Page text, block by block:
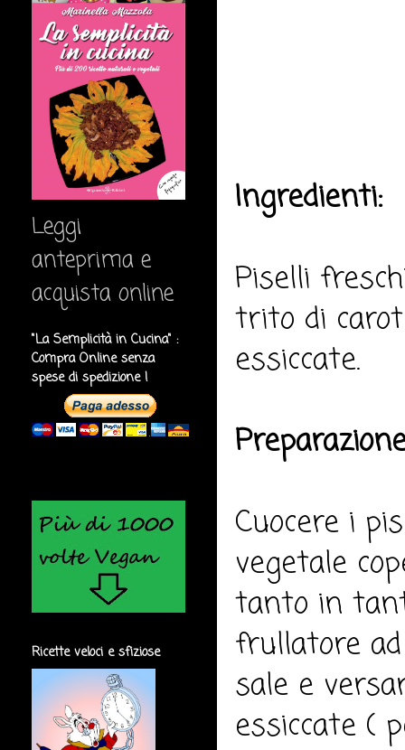
Ingredienti:
Piselli
trito di
essiccate.
Cuocere i
vegetale
tanto in
frullatore
sale e
essiccate (
Leggi
anteprima e
acquista online
"La Semplicità in Cucina" :
Compra Online senza
spese di spedizione !
Ricette veloci e sfiziose